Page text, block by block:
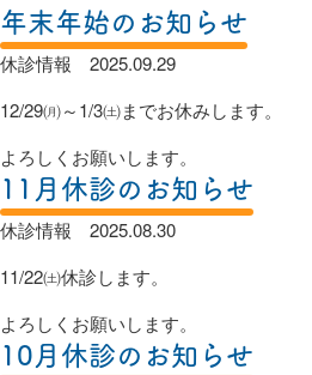
年末年始のお知らせ
休診情報
2025.09.29
12/29㈪～1/3㈯までお休みします。
よろしくお願いします。
11月休診のお知らせ
休診情報
2025.08.30
11/22㈯休診します。
よろしくお願いします。
10月休診のお知らせ